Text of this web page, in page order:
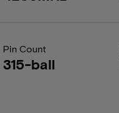
Pin Count
315-ball